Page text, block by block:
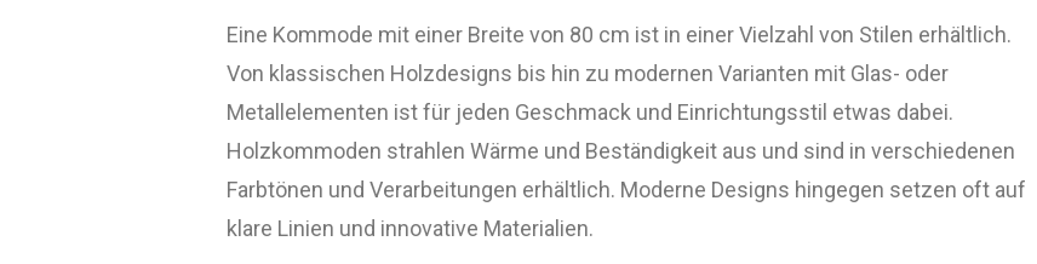
Eine Kommode mit einer Breite von 80 cm ist in einer Vielzahl von Stilen erhältlich.
Von klassischen Holzdesigns bis hin zu modernen Varianten mit Glas- oder
Metallelementen ist für jeden Geschmack und Einrichtungsstil etwas dabei.
Holzkommoden strahlen Wärme und Beständigkeit aus und sind in verschiedenen
Farbtönen und Verarbeitungen erhältlich. Moderne Designs hingegen setzen oft auf
klare Linien und innovative Materialien.